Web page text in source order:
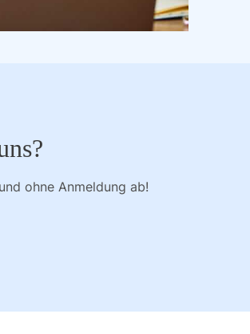
ohne Anmeldung ab!